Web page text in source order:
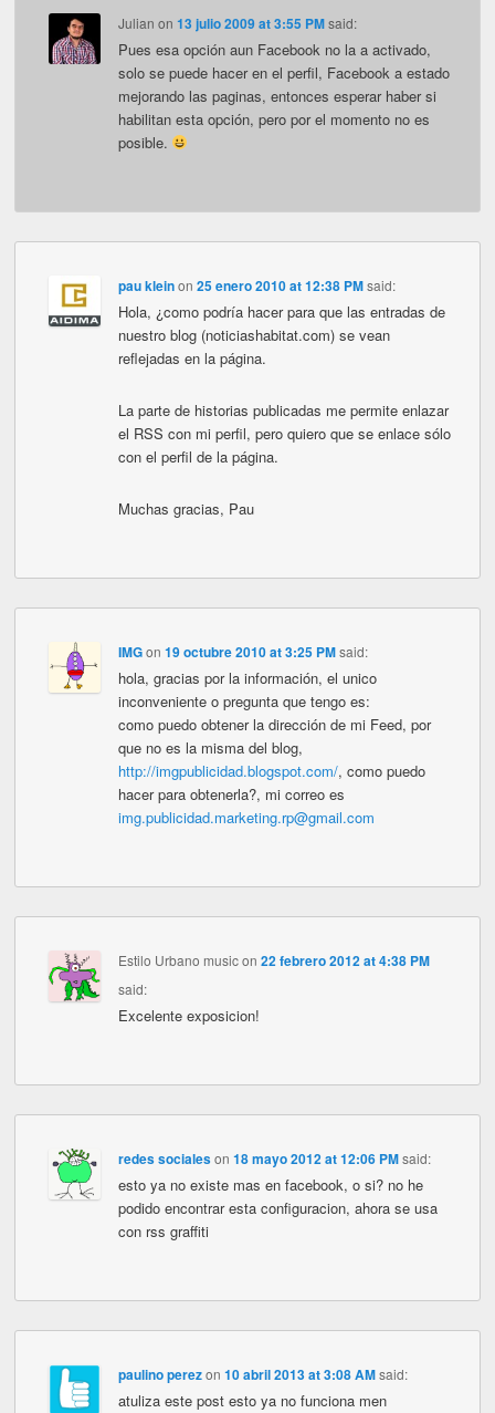
Julian on 13 julio 2009 at 3:55 PM said:
Pues esa opción aun Facebook no la a activado,
solo se puede hacer en el perfil, Facebook a estado
mejorando las paginas, entonces esperar haber si
habilitan esta opción, pero por el momento no es
posible.
pau kleinon 25 enero 2010 at 12:38 PM said:
Hola, ¿como podría hacer para que las entradas de
nuestro blog (noticiashabitat.com) se vean
reflejadas en la página.
La parte de historias publicadas me permite enlazar
el RSS con mi perfil, pero quiero que se enlace sólo
con el perfil de la página.
Muchas gracias, Pau
IMGon 19 octubre 2010 at 3:25 PM said:
hola, gracias por la información, el unico
inconveniente o pregunta que tengo es:
como puedo obtener la dirección de mi Feed, por
que no es la misma del blog,
http://imgpublicidad.blogspot.com/, como puedo
hacer para obtenerla?, mi correo es
img.publicidad.marketing.rp@gmail.com
Estilo Urbano musicon 22 febrero 2012 at 4:38 PM
said:
Excelente exposicion!
redes socialeson 18 mayo 2012 at 12:06 PM said:
esto ya no existe mas en facebook, o si? no he
podido encontrar esta configuracion, ahora se usa
con rss graffiti
paulino perezon 10 abril 2013 at 3:08 AM said:
atuliza este post esto ya no funciona men